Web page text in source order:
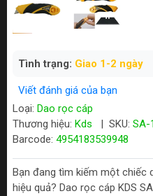
Tình trạng: Giao 1-2 ngày
Viết đánh giá của bạn
Loại: Dao rọc cáp
Thương hiệu: Kds SKU: SA-
Barcode: 4954183539948
Bạn đang tìm kiếm một chiếc
hiệu quả? Dao rọc cáp KDS